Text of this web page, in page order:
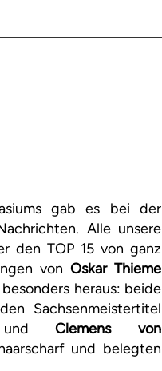
gab es bei der
Alle unsere
den TOP 15 von ganz
von Oskar Thieme
heraus: beide
Sachsenmeistertitel
undClemens von
und belegten